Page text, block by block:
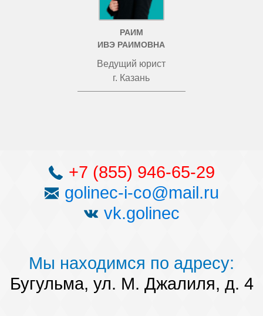
РАИМ
ИВЭ РАИМОВНА
Ведущий юрист
г. Казань
+7 (855) 946-65-29
golinec-i-co@mail.ru
vk.golinec
Мы находимся по адресу:
Бугульма, ул. М. Джалиля, д. 4